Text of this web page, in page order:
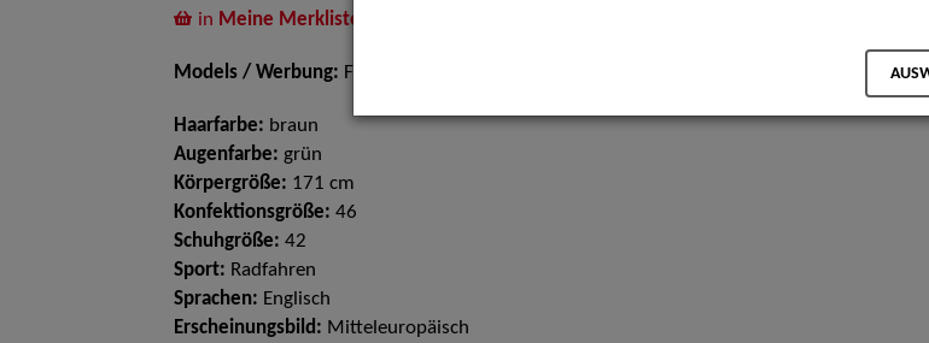
in Meine Merkliste
Models / Werbung: Fotomodell
Haarfarbe: braun
Augenfarbe: grün
Körpergröße: 171 cm
Konfektionsgröße: 46
Schuhgröße: 42
Sport: Radfahren
Sprachen: Englisch
Erscheinungsbild: Mitteleuropäisch